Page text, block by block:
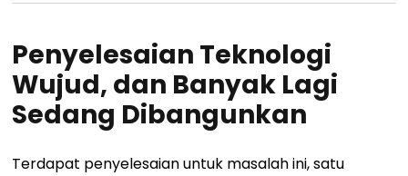
Penyelesaian Teknologi
Wujud, dan Banyak Lagi
Sedang Dibangunkan
Terdapat penyelesaian untuk masalah ini, satu